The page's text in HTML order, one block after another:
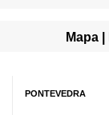
Mapa
PONTEVEDRA